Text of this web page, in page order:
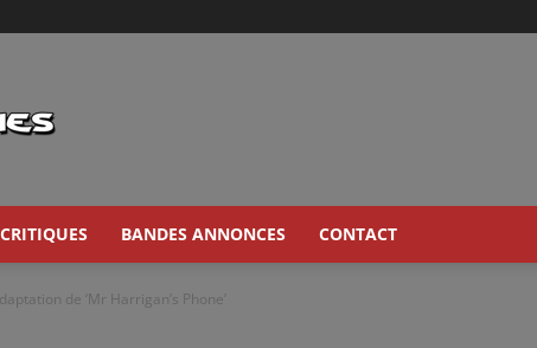
CRITIQUES BANDES ANNONCES CONTACT
de ‘Mr Harrigan’s Phone’